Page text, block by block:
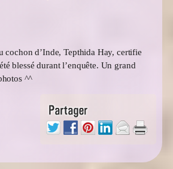
cochon d’Inde, Tepthida Hay, certifie
blessé durant l’enquête. Un grand
^^